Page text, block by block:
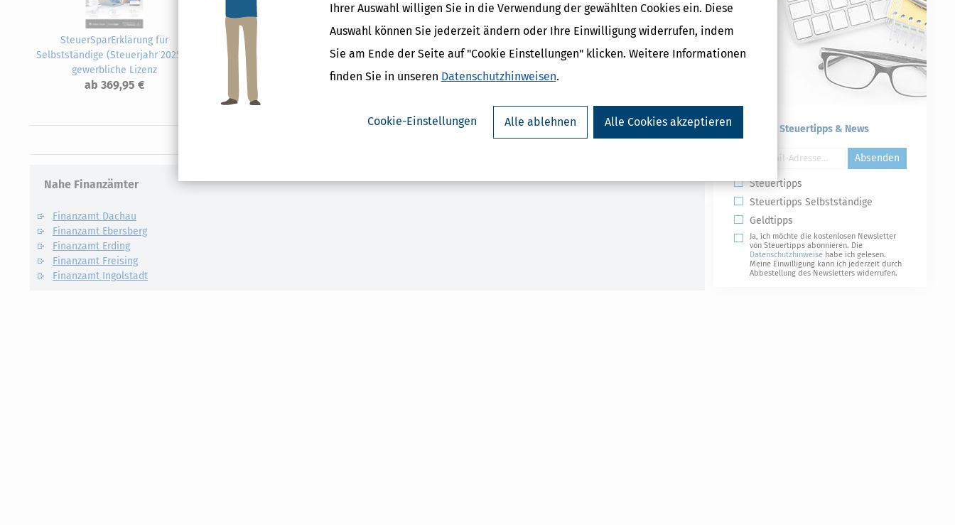
Ihrer Auswahl willigen Sie in die Verwendung der gewählten Cookies ein. Diese
Auswahl können Sie jederzeit ändern oder Ihre Einwilligung widerrufen, indem
Sie am Ende der Seite auf "Cookie Einstellungen" klicken. Weitere Informationen
finden Sie in unseren Datenschutzhinweisen.
Cookie-Einstellungen Alle ablehnen Alle Cookies akzeptieren
SteuerSparErklärung für
Selbstständige (Steuerjahr 2025) -
gewerbliche Lizenz
ab 369,95 €
BILD-Steuer (Steuerjahr 2025)
ab 15,99 €
SteuerSparErklärung plus (Steuerjahr
2025)
Nahe Finanzämter
Finanzamt Dachau
Finanzamt Ebersberg
Finanzamt Erding
Finanzamt Freising
Finanzamt Ingolstadt
Kostenlose Steuertipps & News
Absenden
Steuertipps
Steuertipps Selbstständige
Geldtipps
Ja, ich möchte die kostenlosen Newsletter
von Steuertipps abonnieren. Die
Datenschutzhinweise habe ich gelesen.
Meine Einwilligung kann ich jederzeit durch
Abbestellung des Newsletters widerrufen.